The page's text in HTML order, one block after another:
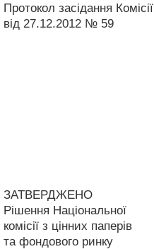
Протокол засідання Комісії
від 27.12.2012 № 59
ЗАТВЕРДЖЕНО
Рішення Національної
комісії з цінних паперів
та фондового ринку